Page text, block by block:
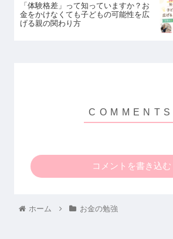
「体験格差」って知っていますか？お
金をかけなくても子どもの可能性を広
げる親の関わり方
コメントを書き込む
ホーム お金の勉強